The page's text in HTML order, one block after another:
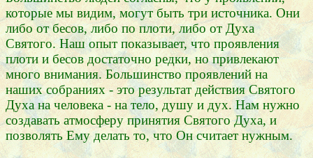
которые мы видим, могут быть три источника. Они
либо от бесов, либо по плоти, либо от Духа
Святого. Наш опыт показывает, что проявления
плоти и бесов достаточно редки, но привлекают
много внимания. Большинство проявлений на
наших собраниях - это результат действия Святого
Духа на человека - на тело, душу и дух. Нам нужно
создавать атмосферу принятия Святого Духа, и
позволять Ему делать то, что Он считает нужным.